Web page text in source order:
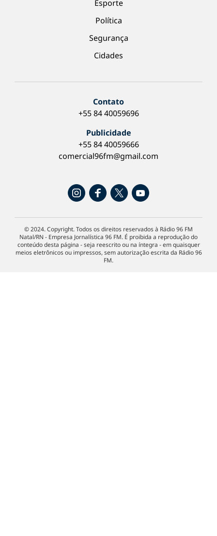
Esporte
Política
Segurança
Cidades
Contato
+55 84 40059696
Publicidade
+55 84 40059666
comercial96fm@gmail.com
© 2024. Copyright. Todos os direitos reservados à Rádio 96 FM
Natal/RN - Empresa Jornalística 96 FM. É proibida a reprodução do
conteúdo desta página - seja reescrito ou na íntegra - em quaisquer
meios eletrônicos ou impressos, sem autorização escrita da Rádio 96
FM.